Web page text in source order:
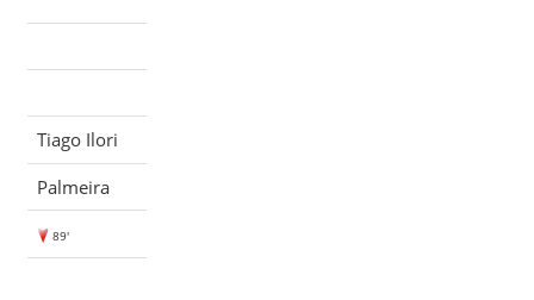
Tiago Ilori
Palmeira
89'